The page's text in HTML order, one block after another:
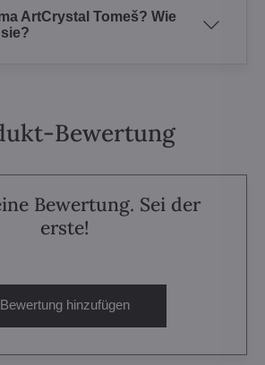
ArtCrystal Tomeš? Wie
Bewertung
Bewertung. Sei der
erste!
Bewertung hinzufügen